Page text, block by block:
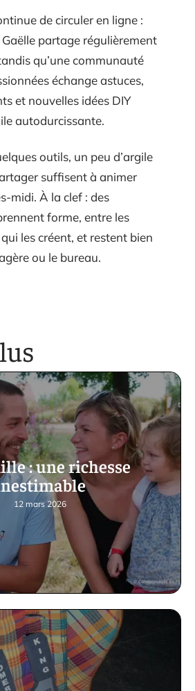
de circuler en ligne :
partage régulièrement
qu’une communauté
échange astuces,
et nouvelles idées DIY
autodurcissante.
outils, un peu d’argile
suffisent à animer
midi. À la clef : des
forme, entre les
les créent, et restent bien
ou le bureau.
: une richesse
12 mars 2026